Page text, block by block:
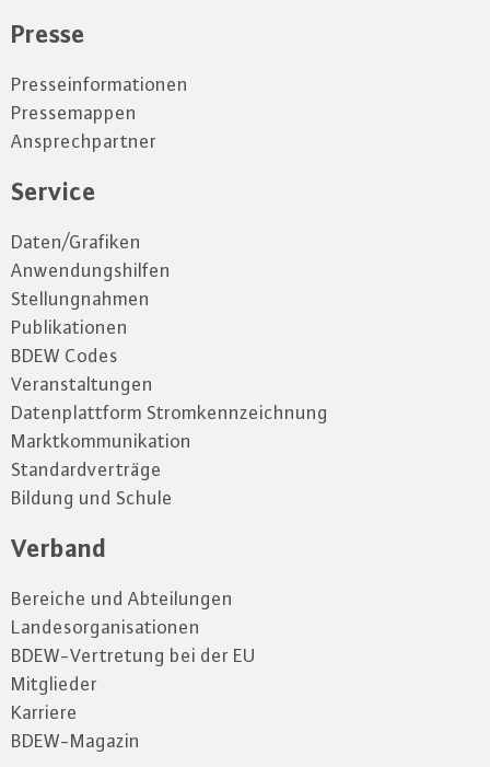
Presse
Presseinformationen
Pressemappen
Ansprechpartner
Service
Daten/Grafiken
Anwendungshilfen
Stellungnahmen
Publikationen
BDEW Codes
Veranstaltungen
Datenplattform Stromkennzeichnung
Marktkommunikation
Standardverträge
Bildung und Schule
Verband
Bereiche und Abteilungen
Landesorganisationen
BDEW-Vertretung bei der EU
Mitglieder
Karriere
BDEW-Magazin